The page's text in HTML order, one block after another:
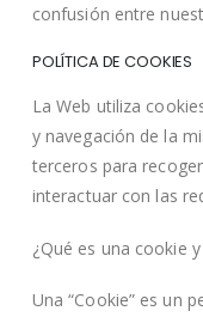
confusión entre
POLÍTICA DE COOKIES
La Web utiliza
y navegación de la
terceros para
interactuar con las
¿Qué es una cookie
Una “Cookie” es un